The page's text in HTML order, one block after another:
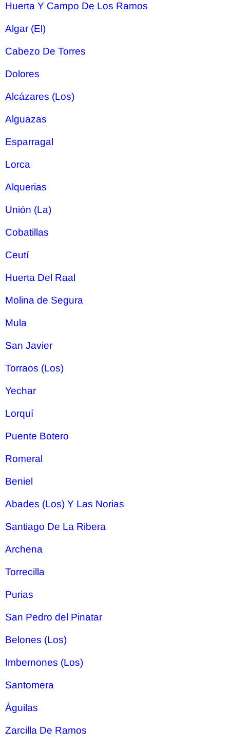
Huerta Y Campo De Los Ramos
Algar (El)
Cabezo De Torres
Dolores
Alcázares (Los)
Alguazas
Esparragal
Lorca
Alquerias
Unión (La)
Cobatillas
Ceutí
Huerta Del Raal
Molina de Segura
Mula
San Javier
Torraos (Los)
Yechar
Lorquí
Puente Botero
Romeral
Beniel
Abades (Los) Y Las Norias
Santiago De La Ribera
Archena
Torrecilla
Purias
San Pedro del Pinatar
Belones (Los)
Imbernones (Los)
Santomera
Águilas
Zarcilla De Ramos